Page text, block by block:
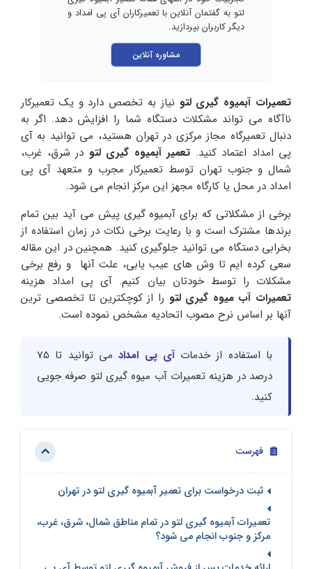
لتو به گفتمان آنلاین با تعمیرکاران آی پی امداد و
دیگر کاربران بپردازید.
مشاوره آنلاین
تعمیرات آبمیوه گیری لتو نیاز به تخصص دارد و یک تعمیرکار
ناآگاه می تواند مشکلات دستگاه شما را افزایش دهد. اگر به
دنبال تعمیرگاه مجاز مرکزی در تهران هستید، می توانید به آی
پی امداد اعتماد کنید. تعمیر آبمیوه گیری لتو در شرق، غرب،
شمال و جنوب تهران توسط تعمیرکار مجرب و متعهد آی پی
امداد در محل یا کارگاه مجهز این مرکز انجام می شود.
برخی از مشکلاتی که برای آبمیوه گیری پیش می آید بین تمام
برندها مشترک است و با رعایت برخی نکات در زمان استفاده از
بخرابی دستگاه می توانید جلوگیری کنید. همچنین در این مقاله
سعی کرده ایم تا وش های عیب یابی، علت آنها و رفع برخی
مشکلات را توسط خودتان بیان کنیم. آی پی امداد هزینه
تعمیرات آب میوه گیری لتو را از کوچکترین تا تخصصی ترین
آنها بر اساس نرح مصوب اتحادیه مشخص نموده است.
با استفاده از خدماتآی پی امداد
می توانید تا 75
درصد در هزینه تعمیرات آب میوه گیری لتو صرفه جویی
کنید.
فهرست
ثبت درخواست برای تعمیر آبمیوه گیری لتو در تهران
تعمیرات آبمیوه گیری لتو در تمام مناطق شمال، شرق، غرب،
مرکز و جنوب انجام می شود؟